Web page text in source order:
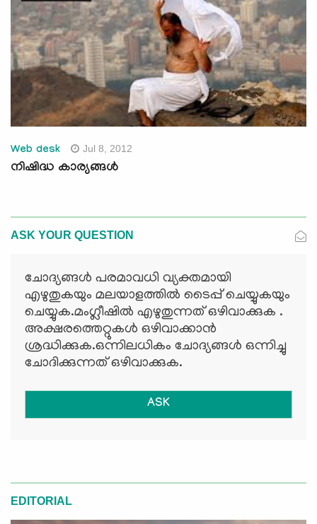
Web desk Jul 8, 2012
നിഷിദ്ധ കാര്യങ്ങള്‍
ASK YOUR QUESTION
ചോദ്യങ്ങള്‍ പരമാവധി വ്യക്തമായി
എഴുതുകയും മലയാളത്തില്‍ ടൈപ്പ് ചെയ്യുകയും
ചെയ്യുക.മംഗ്ലീഷില്‍ എഴുതുന്നത് ഒഴിവാക്കുക .
അക്ഷരത്തെറ്റുകള്‍ ഒഴിവാക്കാന്‍
ശ്രദ്ധിക്കുക.ഒന്നിലധികം ചോദ്യങ്ങള്‍ ഒന്നിച്ചു
ചോദിക്കുന്നത് ഒഴിവാക്കുക.
ASK
EDITORIAL